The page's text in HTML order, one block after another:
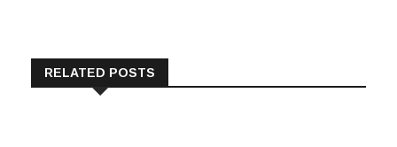
RELATED POSTS